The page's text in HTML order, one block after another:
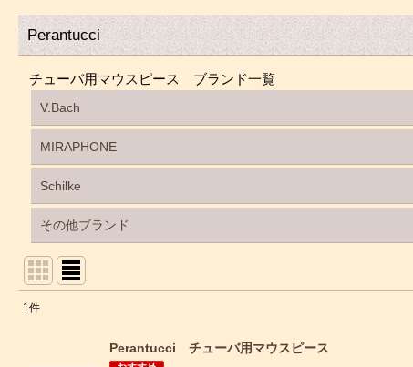
Perantucci
チューバ用マウスピース ブランド一覧
V.Bach
MIRAPHONE
Schilke
その他ブランド
1 件
Perantucci チューバ用マウスピース